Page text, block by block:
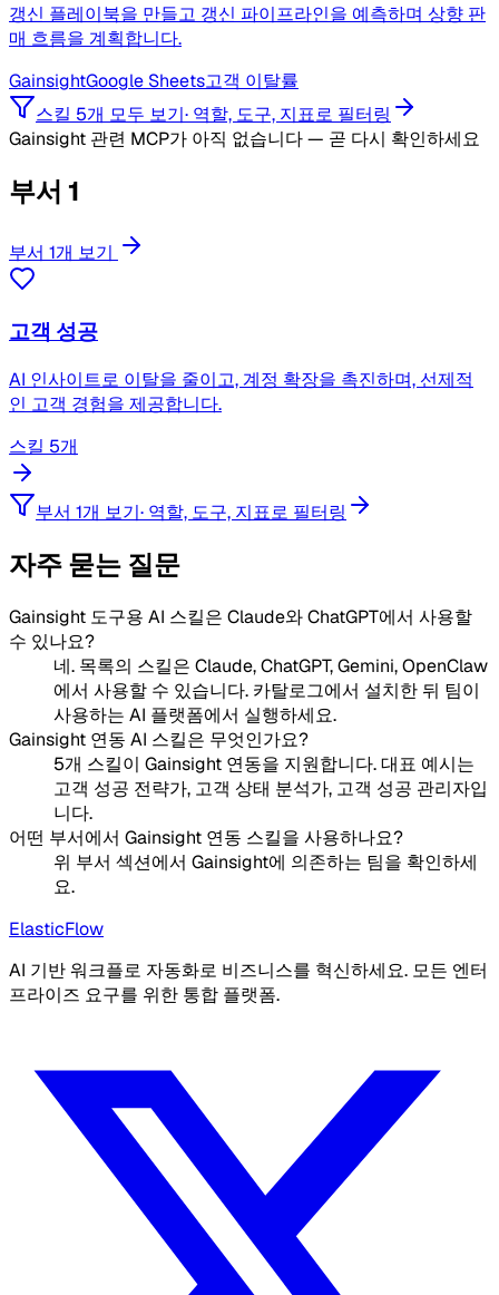
갱신 플레이북을 만들고 갱신 파이프라인을 예측하며 상향 판
매 흐름을 계획합니다.
GainsightGoogle Sheets고객 이탈률
스킬 5개 모두 보기· 역할, 도구, 지표로 필터링
Gainsight 관련 MCP가 아직 없습니다 — 곧 다시 확인하세요
부서 1
부서 1개 보기
고객 성공
AI 인사이트로 이탈을 줄이고, 계정 확장을 촉진하며, 선제적
인 고객 경험을 제공합니다.
스킬 5개
부서 1개 보기· 역할, 도구, 지표로 필터링
자주 묻는 질문
Gainsight 도구용 AI 스킬은 Claude와 ChatGPT에서 사용할
수 있나요?
네. 목록의 스킬은 Claude, ChatGPT, Gemini, OpenClaw
에서 사용할 수 있습니다. 카탈로그에서 설치한 뒤 팀이
사용하는 AI 플랫폼에서 실행하세요.
Gainsight 연동 AI 스킬은 무엇인가요?
5개 스킬이 Gainsight 연동을 지원합니다. 대표 예시는
고객 성공 전략가, 고객 상태 분석가, 고객 성공 관리자입
니다.
어떤 부서에서 Gainsight 연동 스킬을 사용하나요?
위 부서 섹션에서 Gainsight에 의존하는 팀을 확인하세
요.
ElasticFlow
AI 기반 워크플로 자동화로 비즈니스를 혁신하세요. 모든 엔터
프라이즈 요구를 위한 통합 플랫폼.